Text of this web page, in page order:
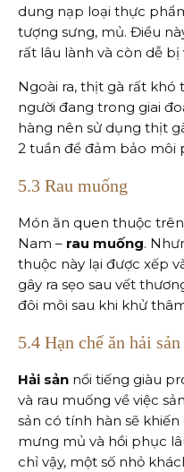
dung nạp loại thực
tượng sưng, mủ. Điều
rất lâu lành và còn dễ bị
Ngoài ra, thịt gà rất khó
người đang trong giai
hàng nên sử dụng thịt
2 tuần để đảm bảo môi
5.3 Rau muống
Món ăn quen thuộc
Nam – rau muống.
thuộc này lại được xếp
gây ra sẹo sau vết
đôi môi sau khi khử
5.4 Hạn chế ăn hải sản
Hải sản nổi tiếng giàu
và rau muống về việc
sản có tính hàn sẽ
mưng mủ và hồi phục
chỉ vậy, một số nhỏ